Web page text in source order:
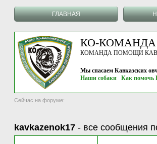
ГЛАВНАЯ
КО-КОМАНДА
КОМАНДА ПОМОЩИ
Мы спасаем Кавказских
Наши собаки
Как помочь
Сейчас на форуме:
kavkazenok17 - все сообщения